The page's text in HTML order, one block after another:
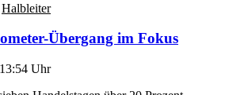
Halbleiter
Übergang im Fokus
Uhr